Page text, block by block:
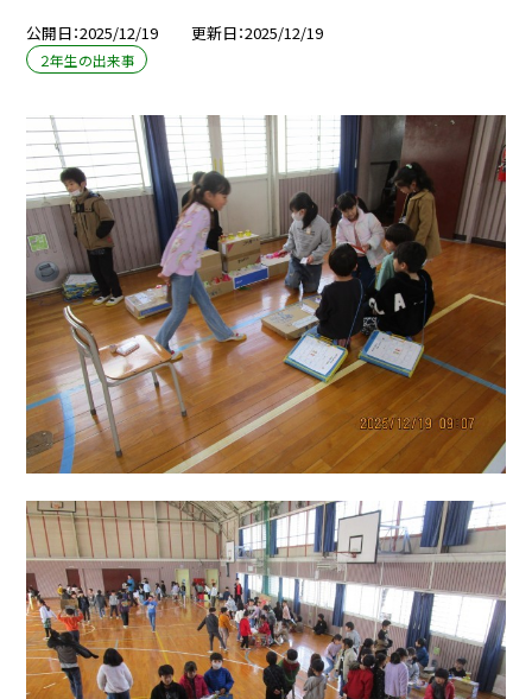
公開日 2025/12/19 更新日 2025/12/19
２年生の出来事